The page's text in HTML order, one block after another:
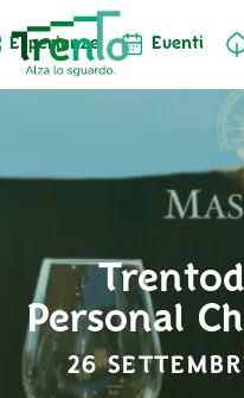
Esperienze Eventi
Personal
26